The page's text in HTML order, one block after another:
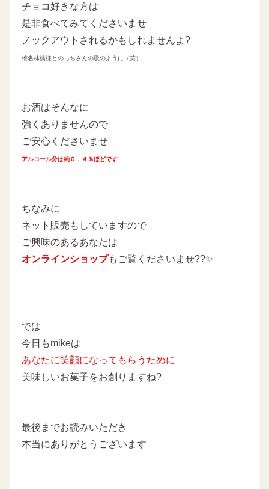
チョコ好きな方は
是非食べてみてくださいませ
ノックアウトされるかもしれませんよ?
椎名林檎様とのっちさんの歌のように（笑）
お酒はそんなに
強くありませんので
ご安心くださいませ
アルコール分は約０．４％ほどです
ちなみに
ネット販売もしていますので
ご興味のあるあなたは
オンラインショップもご覧くださいませ??✨
では
今日もmikeは
あなたに笑顔になってもらうために
美味しいお菓子をお創りますね?
最後までお読みいただき
本当にありがとうございます